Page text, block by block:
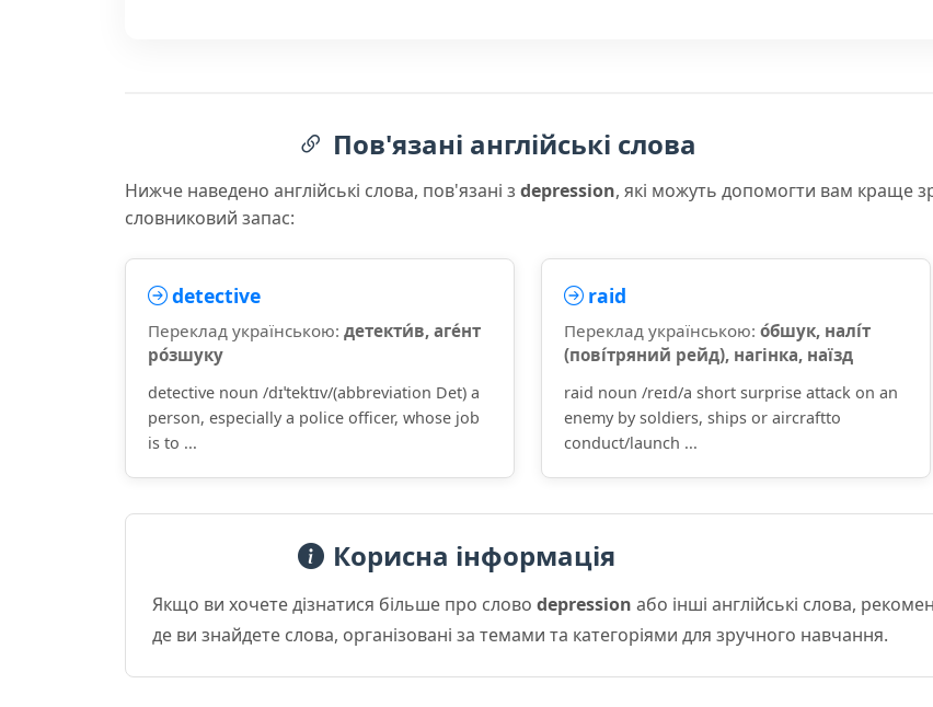
Пов'язані англійські слова
Нижче наведено англійські слова, пов'язані з depression, які можуть допомогти вам краще
словниковий запас:
detective
Переклад українською: детекти́в, аге́нт
ро́зшуку
detective noun /dɪˈtektɪv/(abbreviation Det) a
person, especially a police officer, whose job
is to ...
raid
Переклад українською: о́бшук, налі́т
(пові́тряний рейд), нагінка, наїзд
raid noun /reɪd/a short surprise attack on an
enemy by soldiers, ships or aircraftto
conduct/launch ...
Корисна інформація
Якщо ви хочете дізнатися більше про слово depression або інші англійські слова,
де ви знайдете слова, організовані за темами та категоріями для зручного навчання.